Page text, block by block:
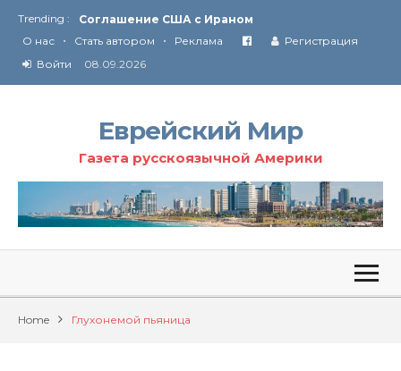
Trending :
Соглашение США с Ираном
Технология Революции в Иране
О нас • Стать автором • Реклама
Регистрация
Войти
08.09.2026
Еврейский Мир
Газета русскоязычной Америки
Home Глухонемой пьяница